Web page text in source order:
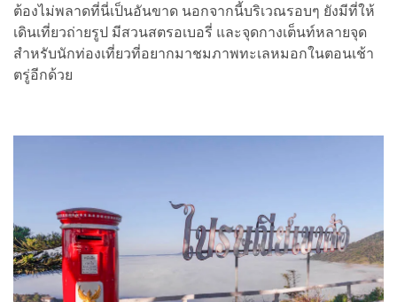
ต้องไม่พลาดที่นี่เป็นอันขาด นอกจากนี้บริเวณรอบๆ ยังมีที่ให้
เดินเที่ยวถ่ายรูป มีสวนสตรอเบอรี่ และจุดกางเต็นท์หลายจุด
สำหรับนักท่องเที่ยวที่อยากมาชมภาพทะเลหมอกในตอนเช้า
ตรู่อีกด้วย